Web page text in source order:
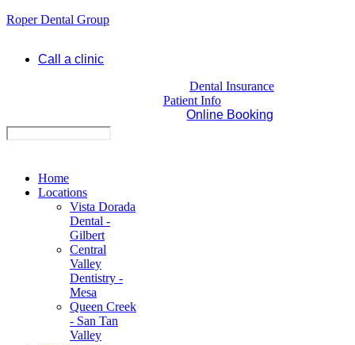
Roper Dental Group
Call a clinic
Dental Insurance
Patient Info
Online Booking
Home
Locations
Vista Dorada
Dental -
Gilbert
Central
Valley
Dentistry -
Mesa
Queen Creek
- San Tan
Valley